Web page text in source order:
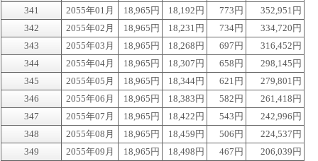
341
2055年01月 18,965円 18,192円 773円
352,951円
342
2055年02月 18,965円 18,231円 734円
334,720円
343
2055年03月 18,965円 18,268円 697円
316,452円
344
2055年04月 18,965円 18,307円 658円
298,145円
345
2055年05月 18,965円 18,344円 621円
279,801円
346
2055年06月 18,965円 18,383円 582円
261,418円
347
2055年07月 18,965円 18,422円 543円
242,996円
348
2055年08月 18,965円 18,459円 506円
224,537円
349
2055年09月 18,965円 18,498円 467円
206,039円